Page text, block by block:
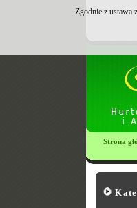
Strona
Zgodnie z ustawą